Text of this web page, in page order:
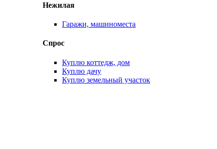
Нежилая
Гаражи, машиноместа
Спрос
Куплю коттедж, дом
Куплю дачу
Куплю земельный участок